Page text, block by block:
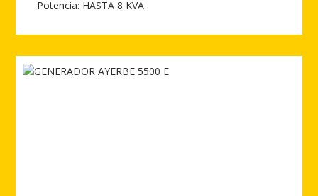
Potencia: HASTA 8 KVA